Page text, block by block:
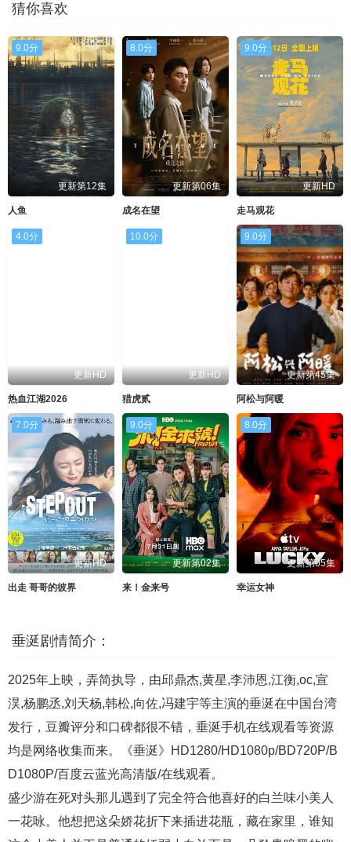
猜你喜欢
9.0分
更新第12集
人鱼
8.0分
更新第06集
成名在望
9.0分
更新HD
走马观花
4.0分
更新HD
热血江湖2026
10.0分
更新HD
猎虎贰
9.0分
更新第45集
阿松与阿暖
7.0分
更新HD
出走 哥哥的彼界
9.0分
更新第02集
来！金来号
8.0分
更新第05集
幸运女神
垂涎剧情简介：
2025年上映，弄简执导，由邱鼎杰,黄星,李沛恩,江衡,oc,宣
淏,杨鹏丞,刘天杨,韩松,向佐,冯建宇等主演的垂涎在中国台湾
发行，豆瓣评分和口碑都很不错，垂涎手机在线观看等资源
均是网络收集而来。《垂涎》HD1280/HD1080p/BD720P/B
D1080P/百度云蓝光高清版/在线观看。
盛少游在死对头那儿遇到了完全符合他喜好的白兰味小美人
一花咏。他想把这朵娇花折下来插进花瓶，藏在家里，谁知